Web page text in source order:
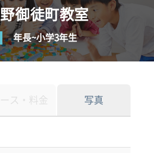
御徒町教室
年長~小学3年生
ス・料金 写真